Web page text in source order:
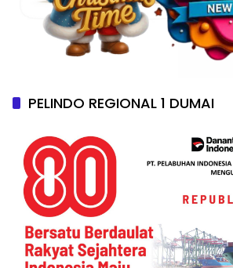
PELINDO REGIONAL 1 DUMAI